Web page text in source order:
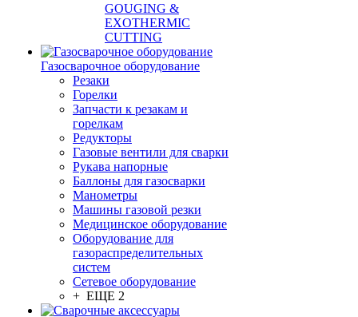
GOUGING &
EXOTHERMIC
CUTTING
Газосварочное оборудование
Резаки
Горелки
Запчасти к резакам и
горелкам
Редукторы
Газовые вентили для сварки
Рукава напорные
Баллоны для газосварки
Манометры
Машины газовой резки
Медицинское оборудование
Оборудование для
газораспределительных
систем
Сетевое оборудование
+ ЕЩЕ 2